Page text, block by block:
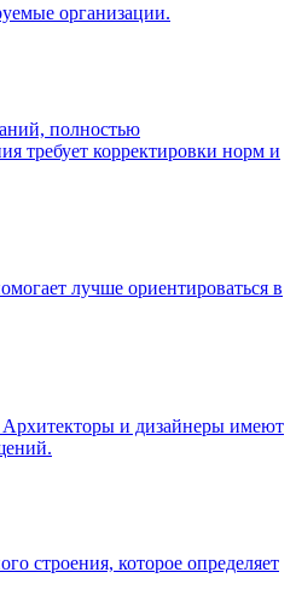
организации.
полностью
требует корректировки норм и
лучше ориентироваться в
Архитекторы и дизайнеры имеют
строения, которое определяет